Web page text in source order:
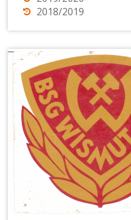
2018/2019